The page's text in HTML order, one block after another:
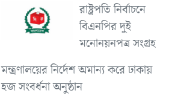
রাষ্ট্রপতি নির্বাচনে
বিএনপির দুই
মনোনয়নপত্র সংগ্রহ
মন্ত্রণালয়ের নির্দেশ অমান্য করে ঢাকায়
হজ সংবর্ধনা অনুষ্ঠান